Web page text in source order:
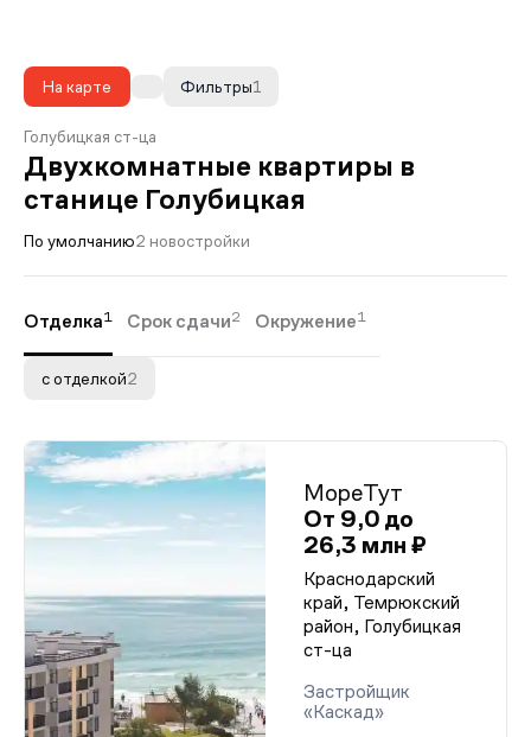
На карте 1
Фильтры
Голубицкая ст-ца
Двухкомнатные квартиры в
станице Голубицкая
По умолчанию2 новостройки
Отделка1 Срок сдачи2 Окружение1
с отделкой2
МореТут
От 9,0 до
26,3 млн ₽
Краснодарский
край, Темрюкский
район, Голубицкая
ст-ца
Застройщик
«Каскад»